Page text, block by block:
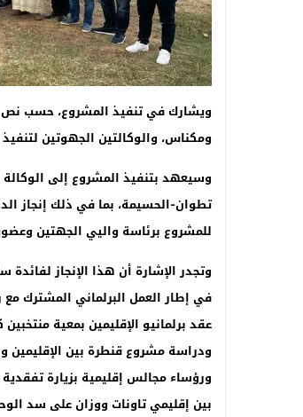
ويشارك في تنفيذ المشروع، حسب نص
ومكناس، والوكالتين الجهوتين
وسيعهد بتنفيذ المشروع إلى
تطوان-الحسيمة، بما في ذلك إنجاز
للمشروع برئاسة واليي الجهتين
وتجدر الإشارة أن هذا الإنجاز
في إطار العمل البرلماني المشترك
ودراسة مشروع قنطرة بين الإقليمين
ورؤساء مجالس إقليمية بزيارة
بين إقليمي تاونات ووزان على سد